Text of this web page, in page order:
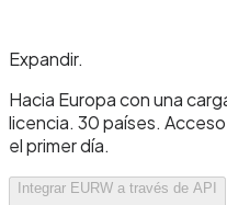
Expandir.
Hacia Europa con una
licencia. 30 países.
el primer día.
Integrar EURW a través de API